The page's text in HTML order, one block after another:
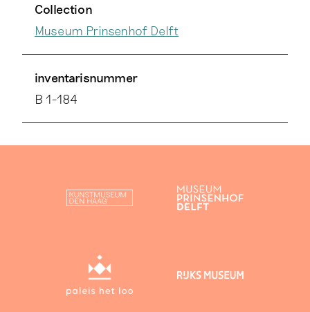
Collection
Museum Prinsenhof Delft
inventarisnummer
B 1-184